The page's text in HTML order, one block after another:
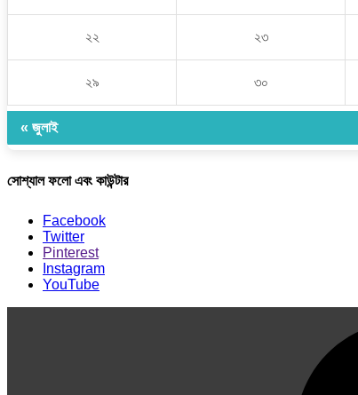
২২ ২৩
২৯ ৩০
« জুলাই
সোশ্যাল ফলো এবং কাউন্টার
Facebook
Twitter
Pinterest
Instagram
YouTube